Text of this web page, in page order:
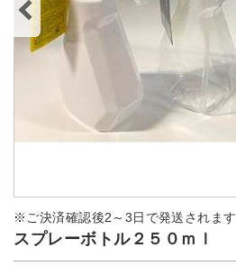
※ご決済確認後2～3日で発送されます
スプレーボトル２５０ｍｌ